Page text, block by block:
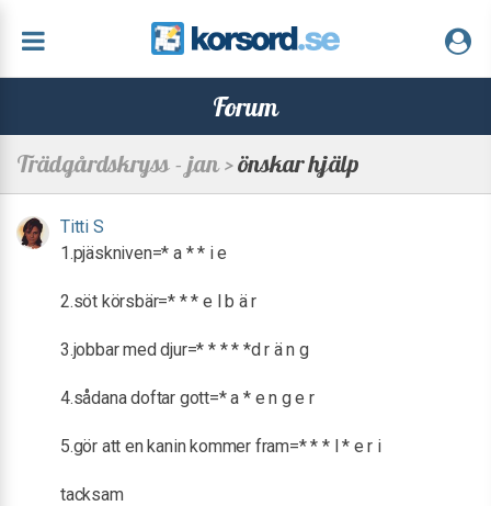
Forum
Trädgårdskryss - jan >önskar hjälp
Titti S
1.pjäskniven=* a * * i e
2.söt körsbär=* * * e l b ä r
3.jobbar med djur=* * * * *d r ä n g
4.sådana doftar gott=* a * e n g e r
5.gör att en kanin kommer fram=* * * l * e r i
tacksam